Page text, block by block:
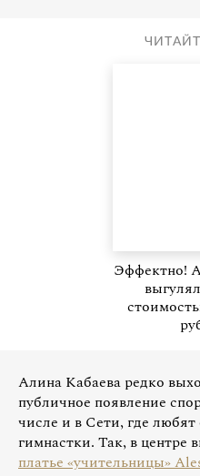
Эффектно!
Алина Кабаева редко
публичное появление
числе и в Сети, где
гимнастки. Так, в центре
платье «учительницы»